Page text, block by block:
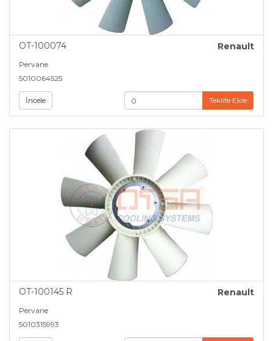
OT-100074 Renault
Pervane
5010064525
İncele Teklife Ekle
OT-100145 R Renault
Pervane
5010315993